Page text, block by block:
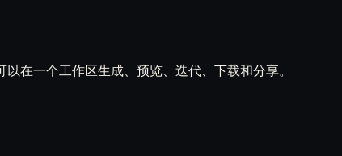
在一个工作区生成、预览、迭代、下载和分享。